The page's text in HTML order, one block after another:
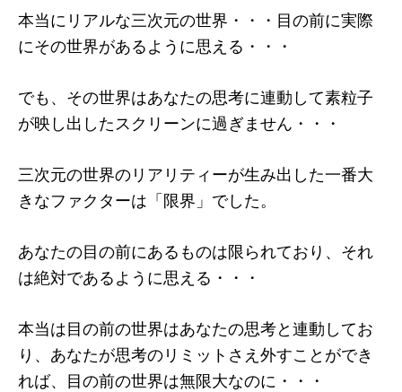
本当にリアルな三次元の世界・・・目の前に実際
にその世界があるように思える・・・
でも、その世界はあなたの思考に連動して素粒子
が映し出したスクリーンに過ぎません・・・
三次元の世界のリアリティーが生み出した一番大
きなファクターは「限界」でした。
あなたの目の前にあるものは限られており、それ
は絶対であるように思える・・・
本当は目の前の世界はあなたの思考と連動してお
り、あなたが思考のリミットさえ外すことができ
れば、目の前の世界は無限大なのに・・・